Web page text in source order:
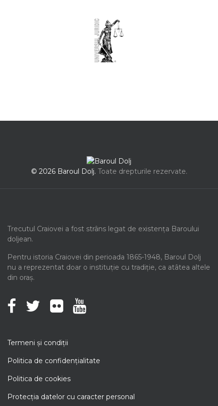
© 2026 Baroul Dolj. Toate drepturile rezervate.
Trecutul Craiovei a fost strâns legat de existența Baroului
doljean.
Pentru istoria Craiovei din perioada 1865-1948, Baroul Dolj
nu a reprezentat doar o instituție cu tradiție, ca atâtea altele
din oraș.
Termeni şi condiţii
Politica de confidenţialitate
Politica de cookies
Protecţia datelor cu caracter personal